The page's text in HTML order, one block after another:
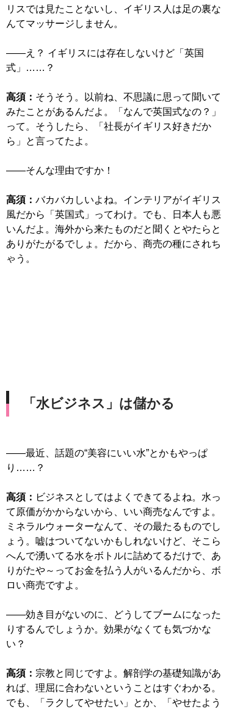
リスでは見たことないし、イギリス人は足の裏な
んてマッサージしません。
――え？ イギリスには存在しないけど「英国
式」……？
高須： そうそう。以前ね、不思議に思って聞いて
みたことがあるんだよ。「なんで英国式なの？」
って。そうしたら、「社長がイギリス好きだか
ら」と言ってたよ。
――そんな理由ですか！
高須： バカバカしいよね。インテリアがイギリス
風だから「英国式」ってわけ。でも、日本人も悪
いんだよ。海外から来たものだと聞くとやたらと
ありがたがるでしょ。だから、商売の種にされち
ゃう。
「水ビジネス」は儲かる
――最近、話題の“美容にいい水”とかもやっぱ
り……？
高須： ビジネスとしてはよくできてるよね。水っ
て原価がかからないから、いい商売なんですよ。
ミネラルウォーターなんて、その最たるものでし
ょう。嘘はついてないかもしれないけど、そこら
へんで湧いてる水をボトルに詰めてるだけで、あ
りがたや～ってお金を払う人がいるんだから、ボ
ロい商売ですよ。
――効き目がないのに、どうしてブームになった
りするんでしょうか。効果がなくても気づかな
い？
高須： 宗教と同じですよ。解剖学の基礎知識があ
れば、理屈に合わないということはすぐわかる。
でも、「ラクしてやせたい」とか、「やせたよう